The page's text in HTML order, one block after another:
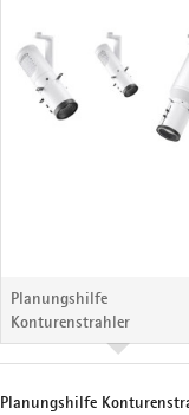
Planungshilfe
Konturenstrahler
Planungshilfe